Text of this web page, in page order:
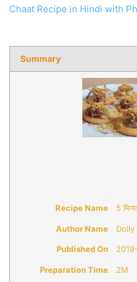
Summary
Recipe Name 5
Author Name Dolly
Published On
Preparation Time 2M